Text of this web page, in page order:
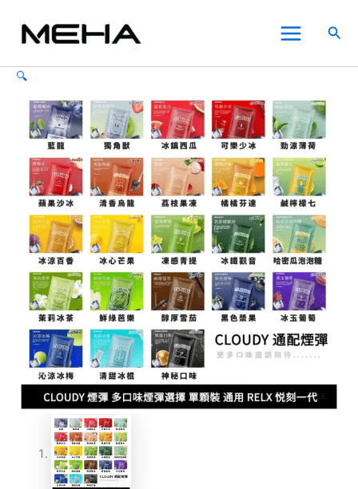
要
Menu
搜
🔍
克
電
彈-
RELX
特價
特價
始
價
格：
格：
有
種
款
式。
可
在
產
品
頁
面
選
擇
選
項
特價
特價
有
種
款
式。
可
在
產
品
頁
面
選
擇
選
項
特價
特價
始
價
格：
格：
有
種
款
式。
可
在
產
品
頁
面
選
擇
選
項